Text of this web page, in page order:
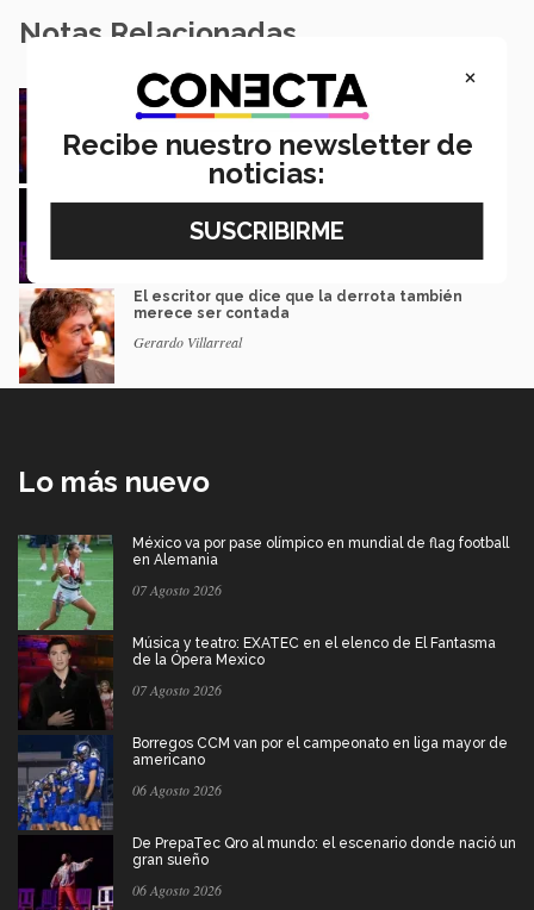
Notas Relacionadas
Música y teatro: EXATEC en el elenco de El
Fantasma de la Ópera Mexico
Mariajulia Valenzuela Preciado
Rafael Luna
El escritor que dice que la derrota también
merece ser contada
Gerardo Villarreal
Lo más nuevo
México va por pase olímpico en mundial de flag football
en Alemania
07 Agosto 2026
Música y teatro: EXATEC en el elenco de El Fantasma
de la Ópera Mexico
07 Agosto 2026
Borregos CCM van por el campeonato en liga mayor de
americano
06 Agosto 2026
De PrepaTec Qro al mundo: el escenario donde nació un
gran sueño
06 Agosto 2026
×
Recibe nuestro newsletter de
noticias: